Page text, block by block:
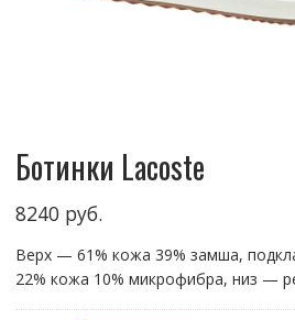
Ботинки Lacoste
8240руб.
Верх — 61% кожа 39% замша,
22% кожа 10% микрофибра, низ —